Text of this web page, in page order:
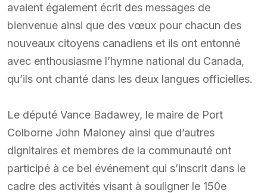
avaient également écrit des messages de
bienvenue ainsi que des vœux pour chacun des
nouveaux citoyens canadiens et ils ont entonné
avec enthousiasme l’hymne national du Canada,
qu’ils ont chanté dans les deux langues officielles.
Le député Vance Badawey, le maire de Port
Colborne John Maloney ainsi que d’autres
dignitaires et membres de la communauté ont
participé à ce bel événement qui s’inscrit dans le
cadre des activités visant à souligner le 150e